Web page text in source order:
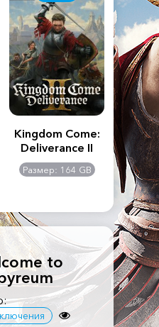
Kingdom Come:
Deliverance II
Размер: 164 GB
The
to